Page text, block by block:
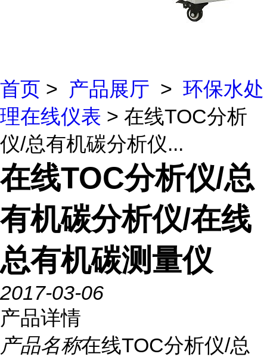
首页 > 产品展厅 > 环保水处
理在线仪表 > 在线TOC分析
仪/总有机碳分析仪...
在线TOC分析仪/总
有机碳分析仪/在线
总有机碳测量仪
2017-03-06
产品详情
产品名称在线TOC分析仪/总